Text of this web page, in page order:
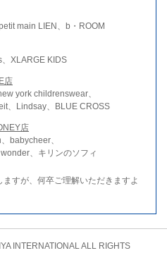
main LIEN、b・ROOM
XLARGE KIDS
店
york childrenswear、
、Lindsay、BLUE CROSS
店
babycheer、
、キリンのソフィ
すが、何卒ご理解いただきますよ